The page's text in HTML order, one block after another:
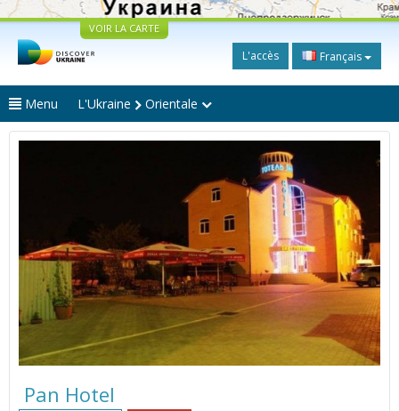
VOIR LA CARTE
L'accès Français
Menu L'Ukraine Orientale
Pan Hotel